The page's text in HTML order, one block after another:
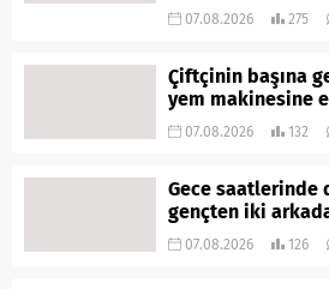
07.08.2026 275
Çiftçinin başına
yem makinesine
07.08.2026 132
Gece saatlerinde
gençten iki
07.08.2026 126